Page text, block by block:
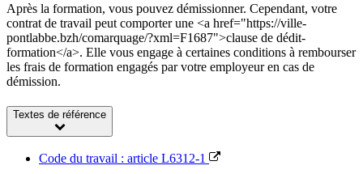
Après la formation, vous pouvez démissionner. Cependant, votre
contrat de travail peut comporter une <a href="https://ville-
pontlabbe.bzh/comarquage/?xml=F1687">clause de dédit-
formation</a>. Elle vous engage à certaines conditions à rembourser
les frais de formation engagés par votre employeur en cas de
démission.
Textes de référence
Code du travail : article L6312-1